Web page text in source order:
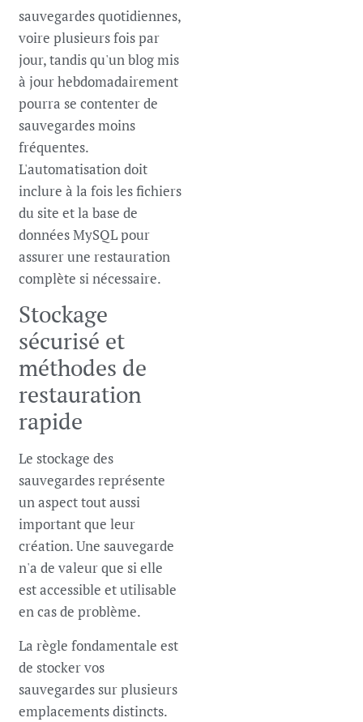
sauvegardes quotidiennes,
voire plusieurs fois par
jour, tandis qu'un blog mis
à jour hebdomadairement
pourra se contenter de
sauvegardes moins
fréquentes.
L'automatisation doit
inclure à la fois les fichiers
du site et la base de
données MySQL pour
assurer une restauration
complète si nécessaire.
Stockage
sécurisé et
méthodes de
restauration
rapide
Le stockage des
sauvegardes représente
un aspect tout aussi
important que leur
création. Une sauvegarde
n'a de valeur que si elle
est accessible et utilisable
en cas de problème.
La règle fondamentale est
de stocker vos
sauvegardes sur plusieurs
emplacements distincts.